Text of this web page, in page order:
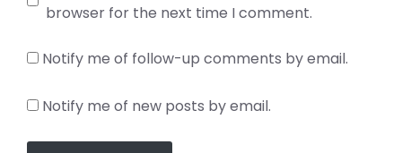
browser for the next time I comment.
Notify me of follow-up comments by email.
Notify me of new posts by email.